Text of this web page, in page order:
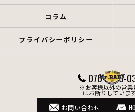
070-4766-
※お客様以外の営業
はお断りしていま
お問い合わせ
コラム
プライバシーポリシー
© 2026 岡山県岡山市の理容室ならHair Salon